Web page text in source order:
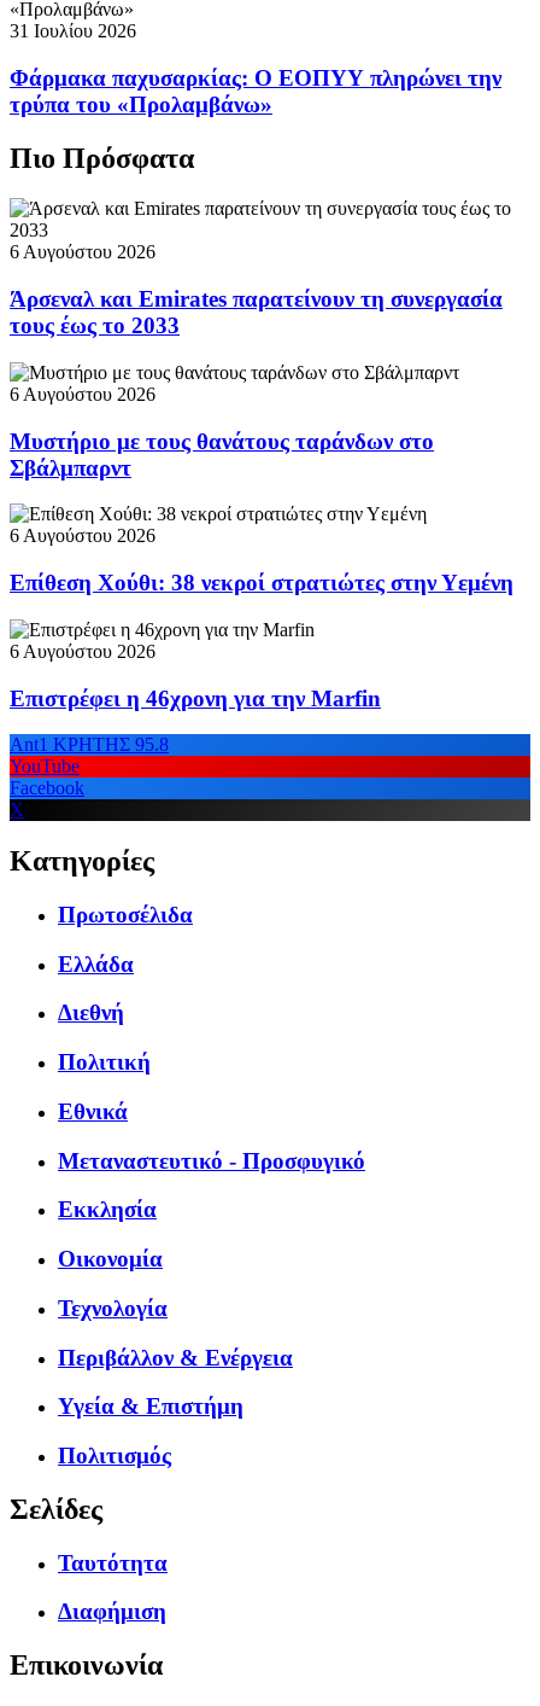
31 Ιουλίου 2026
Φάρμακα παχυσαρκίας: Ο ΕΟΠΥΥ πληρώνει την
τρύπα του «Προλαμβάνω»
Πιο Πρόσφατα
6 Αυγούστου 2026
Άρσεναλ και Emirates παρατείνουν τη συνεργασία
τους έως το 2033
6 Αυγούστου 2026
Μυστήριο με τους θανάτους ταράνδων στο
Σβάλμπαρντ
6 Αυγούστου 2026
Επίθεση Χούθι: 38 νεκροί στρατιώτες στην Υεμένη
6 Αυγούστου 2026
Επιστρέφει η 46χρονη για την Marfin
Ant1 ΚΡΗΤΗΣ 95.8
YouTube
Facebook
X
Κατηγορίες
Πρωτοσέλιδα
Ελλάδα
Διεθνή
Πολιτική
Εθνικά
Μεταναστευτικό - Προσφυγικό
Εκκλησία
Οικονομία
Τεχνολογία
Περιβάλλον & Ενέργεια
Υγεία & Επιστήμη
Πολιτισμός
Σελίδες
Ταυτότητα
Διαφήμιση
Επικοινωνία